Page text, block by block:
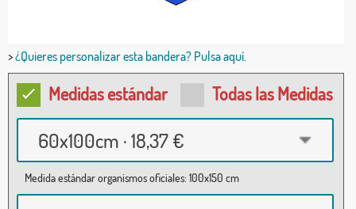
>¿Quieres personalizar esta bandera? Pulsa aquí.
Medidas estándar Todas las Medidas
60x100cm · 18,37 €
Medida estándar organismos oficiales: 100x150 cm